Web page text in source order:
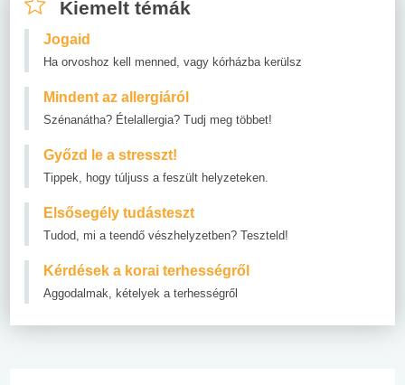
Kiemelt témák
Jogaid
Ha orvoshoz kell menned, vagy kórházba kerülsz
Mindent az allergiáról
Szénanátha? Ételallergia? Tudj meg többet!
Győzd le a stresszt!
Tippek, hogy túljuss a feszült helyzeteken.
Elsősegély tudásteszt
Tudod, mi a teendő vészhelyzetben? Teszteld!
Kérdések a korai terhességről
Aggodalmak, kételyek a terhességről